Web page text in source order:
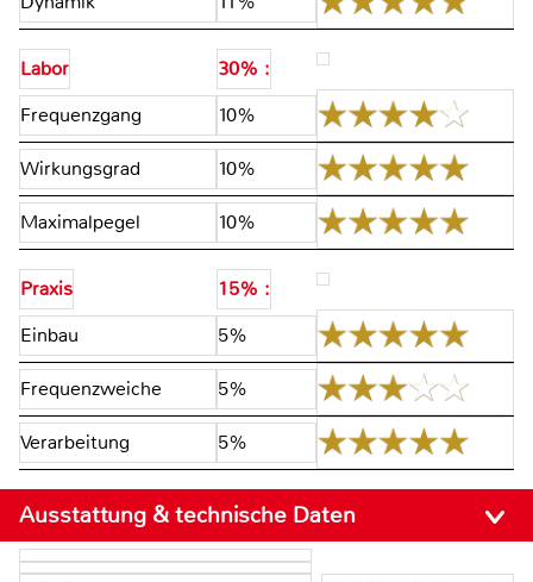
Labor
30% :
Frequenzgang
10%
Wirkungsgrad 10%
Maximalpegel 10%
Praxis
15% :
Einbau
5%
Frequenzweiche 5%
Verarbeitung 5%
Ausstattung & technische Daten